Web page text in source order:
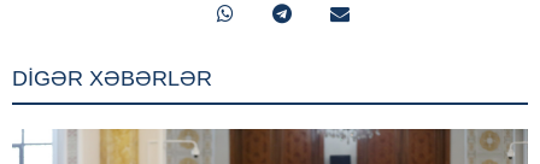
DİGƏR XƏBƏRLƏR